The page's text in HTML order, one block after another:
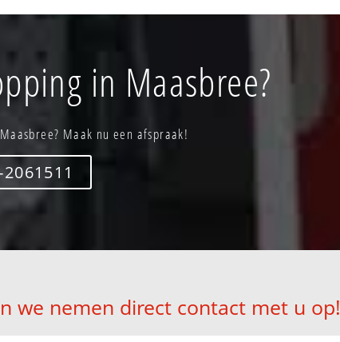
in Maasbree?
Maak nu een afspraak!
we nemen direct contact met u op!